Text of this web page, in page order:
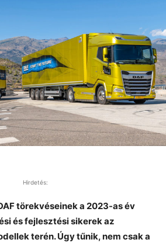
Hirdetés:
törekvéseinek a 2023-as év
és fejlesztési sikerek az
terén. Úgy tűnik, nem csak a